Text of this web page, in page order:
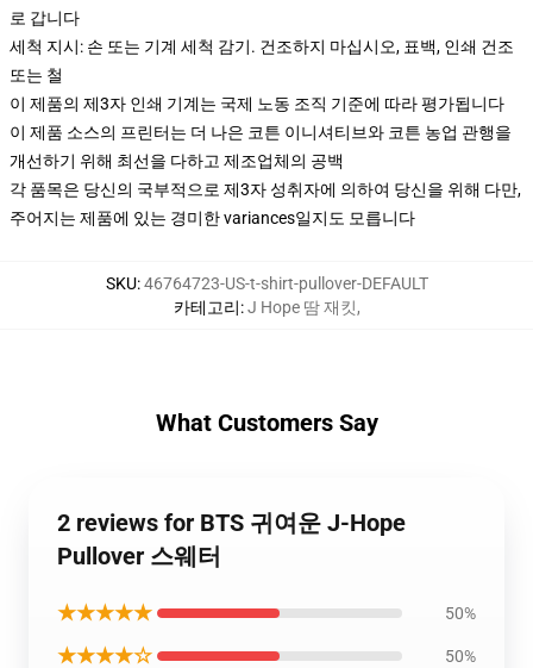
로 갑니다
세척 지시: 손 또는 기계 세척 감기. 건조하지 마십시오, 표백, 인쇄 건조
또는 철
이 제품의 제3자 인쇄 기계는 국제 노동 조직 기준에 따라 평가됩니다
이 제품 소스의 프린터는 더 나은 코튼 이니셔티브와 코튼 농업 관행을
개선하기 위해 최선을 다하고 제조업체의 공백
각 품목은 당신의 국부적으로 제3자 성취자에 의하여 당신을 위해 다만,
주어지는 제품에 있는 경미한 variances일지도 모릅니다
SKU:46764723-US-t-shirt-pullover-DEFAULT
카테고리:J Hope 땀 재킷,
What Customers Say
2 reviews for BTS 귀여운 J-Hope
Pullover 스웨터
★★★★★ 50%
★★★★☆ 50%